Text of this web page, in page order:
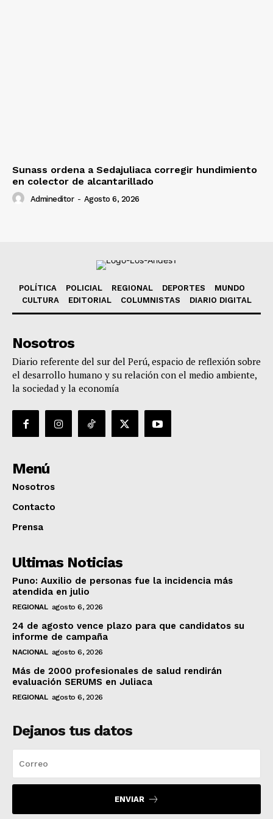
Sunass ordena a Sedajuliaca corregir hundimiento
en colector de alcantarillado
Admineditor - Agosto 6, 2026
POLÍTICA POLICIAL REGIONAL DEPORTES
MUNDO
CULTURA
EDITORIAL COLUMNISTAS DIARIO DIGITAL
Nosotros
Diario referente del sur del Perú, espacio de reflexión sobre
el desarrollo humano y su relación con el medio ambiente,
la sociedad y la economía
Menú
Nosotros
Contacto
Prensa
Ultimas Noticias
Puno: Auxilio de personas fue la incidencia más
atendida en julio
REGIONAL agosto 6, 2026
24 de agosto vence plazo para que candidatos su
informe de campaña
NACIONAL agosto 6, 2026
Más de 2000 profesionales de salud rendirán
evaluación SERUMS en Juliaca
REGIONAL agosto 6, 2026
Dejanos tus datos
ENVIAR